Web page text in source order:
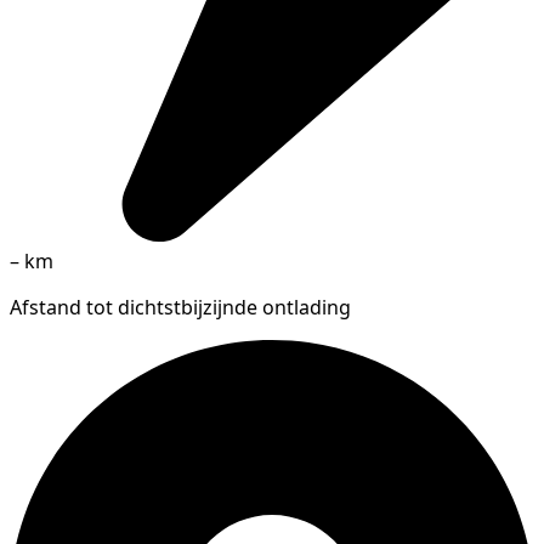
– km
Afstand tot dichtstbijzijnde ontlading